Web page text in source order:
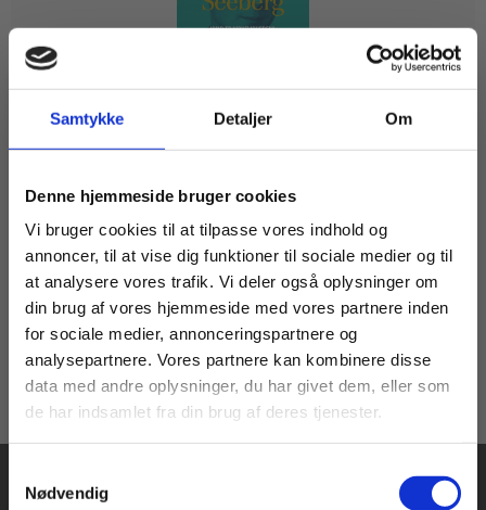
Samtykke Detaljer Om
Denne hjemmeside bruger cookies
Vi bruger cookies til at tilpasse vores indhold og
annoncer, til at vise dig funktioner til sociale medier og til
at analysere vores trafik. Vi deler også oplysninger om
din brug af vores hjemmeside med vores partnere inden
for sociale medier, annonceringspartnere og
analysepartnere. Vores partnere kan kombinere disse
data med andre oplysninger, du har givet dem, eller som
de har indsamlet fra din brug af deres tjenester.
Nødvendig
Flergangsbog
antologi
149,00 KR.
Køb læremidler og find masterclasses mm.
Fortsæt som:
For privatkunder og
studerende. Du får
vist priser inkl.
For institutioner og
virksomheder. Du
får vist priser ekskl.